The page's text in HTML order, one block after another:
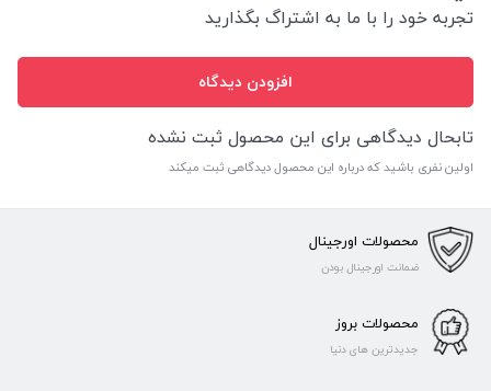
تجربه خود را با ما به اشتراگ بگذارید
افزودن دیدگاه
تابحال دیدگاهی برای این محصول ثبت نشده
اولین نفری باشید که درباره این محصول دیدگاهی ثبت میکند
محصولات اورجینال
ضمانت اورجینال بودن
محصولات بروز
جدیدترین های دنیا